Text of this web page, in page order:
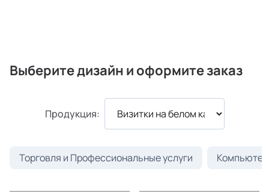
Выберите дизайн и оформите заказ
Продукция:
Торговля и Профессиональные услуги